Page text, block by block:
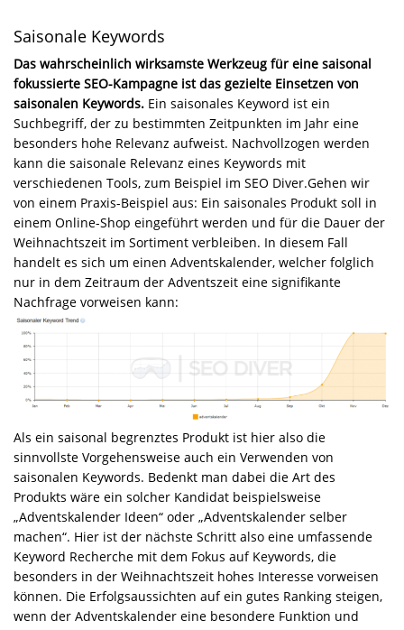
Saisonale Keywords
Das wahrscheinlich wirksamste Werkzeug für eine saisonal
fokussierte SEO-Kampagne ist das gezielte Einsetzen von
saisonalen Keywords. Ein saisonales Keyword ist ein
Suchbegriff, der zu bestimmten Zeitpunkten im Jahr eine
besonders hohe Relevanz aufweist. Nachvollzogen werden
kann die saisonale Relevanz eines Keywords mit
verschiedenen Tools, zum Beispiel im SEO Diver.Gehen wir
von einem Praxis-Beispiel aus: Ein saisonales Produkt soll in
einem Online-Shop eingeführt werden und für die Dauer der
Weihnachtszeit im Sortiment verbleiben. In diesem Fall
handelt es sich um einen Adventskalender, welcher folglich
nur in dem Zeitraum der Adventszeit eine signifikante
Nachfrage vorweisen kann:
Als ein saisonal begrenztes Produkt ist hier also die
sinnvollste Vorgehensweise auch ein Verwenden von
saisonalen Keywords. Bedenkt man dabei die Art des
Produkts wäre ein solcher Kandidat beispielsweise
„Adventskalender Ideen“ oder „Adventskalender selber
machen“. Hier ist der nächste Schritt also eine umfassende
Keyword Recherche mit dem Fokus auf Keywords, die
besonders in der Weihnachtszeit hohes Interesse vorweisen
können. Die Erfolgsaussichten auf ein gutes Ranking steigen,
wenn der Adventskalender eine besondere Funktion und